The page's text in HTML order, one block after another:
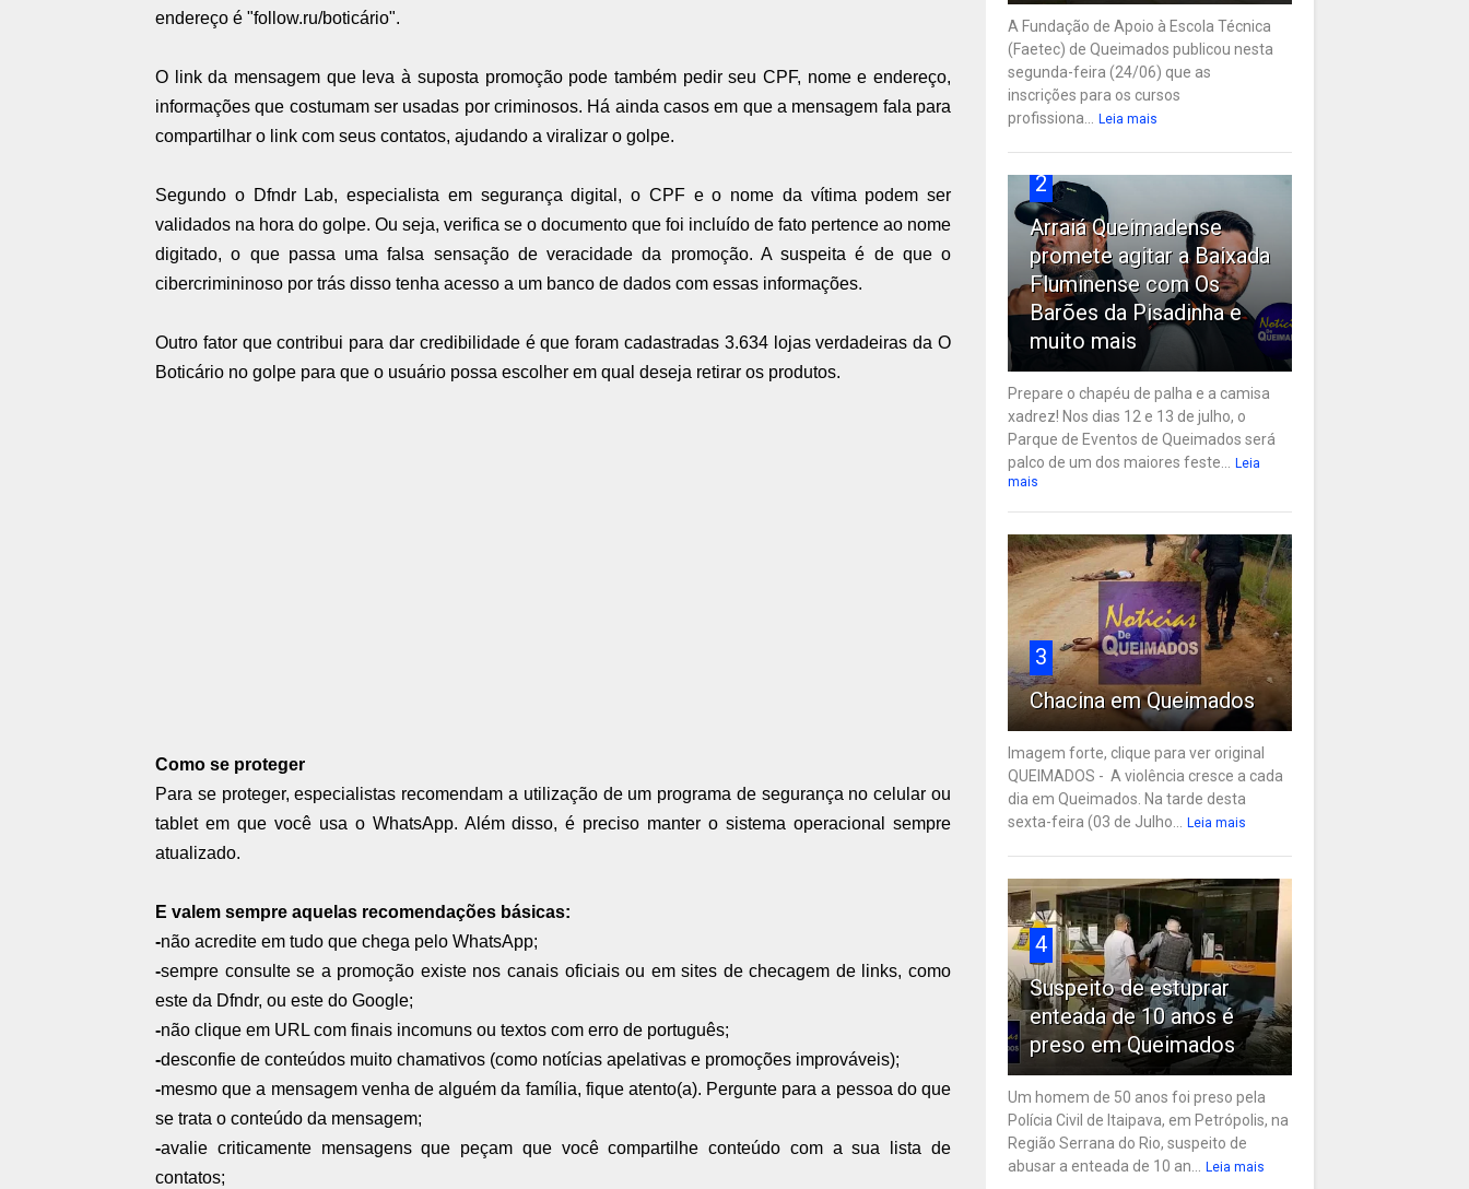
endereço é "follow.ru/boticário".
O link da mensagem que leva à suposta promoção pode também pedir seu CPF, nome e endereço,
informações que costumam ser usadas por criminosos. Há ainda casos em que a mensagem fala para
compartilhar o link com seus contatos, ajudando a viralizar o golpe.
Segundo o Dfndr Lab, especialista em segurança digital, o CPF e o nome da vítima podem ser
validados na hora do golpe. Ou seja, verifica se o documento que foi incluído de fato pertence ao nome
digitado, o que passa uma falsa sensação de veracidade da promoção. A suspeita é de que o
cibercrimininoso por trás disso tenha acesso a um banco de dados com essas informações.
Outro fator que contribui para dar credibilidade é que foram cadastradas 3.634 lojas verdadeiras da O
Boticário no golpe para que o usuário possa escolher em qual deseja retirar os produtos.
Como se proteger
Para se proteger, especialistas recomendam a utilização de um programa de segurança no celular ou
tablet em que você usa o WhatsApp. Além disso, é preciso manter o sistema operacional sempre
atualizado.
E valem sempre aquelas recomendações básicas:
-não acredite em tudo que chega pelo WhatsApp;
-sempre consulte se a promoção existe nos canais oficiais ou em sites de checagem de links, como
este da Dfndr, ou este do Google;
-não clique em URL com finais incomuns ou textos com erro de português;
-desconfie de conteúdos muito chamativos (como notícias apelativas e promoções improváveis);
-mesmo que a mensagem venha de alguém da família, fique atento(a). Pergunte para a pessoa do que
se trata o conteúdo da mensagem;
-avalie criticamente mensagens que peçam que você compartilhe conteúdo com a sua lista de
contatos;
A Fundação de Apoio à Escola Técnica
(Faetec) de Queimados publicou nesta
segunda-feira (24/06) que as
inscrições para os cursos
profissiona...
Leia mais
2
Arraiá Queimadense
promete agitar a Baixada
Fluminense com Os
Barões da Pisadinha e
muito mais
Prepare o chapéu de palha e a camisa
xadrez! Nos dias 12 e 13 de julho, o
Parque de Eventos de Queimados será
palco de um dos maiores feste...
Leia
mais
3
Chacina em Queimados
Imagem forte, clique para ver original
QUEIMADOS - A violência cresce a cada
dia em Queimados. Na tarde desta
sexta-feira (03 de Julho...
Leia mais
4
Suspeito de estuprar
enteada de 10 anos é
preso em Queimados
Um homem de 50 anos foi preso pela
Polícia Civil de Itaipava, em Petrópolis, na
Região Serrana do Rio, suspeito de
abusar a enteada de 10 an...
Leia mais